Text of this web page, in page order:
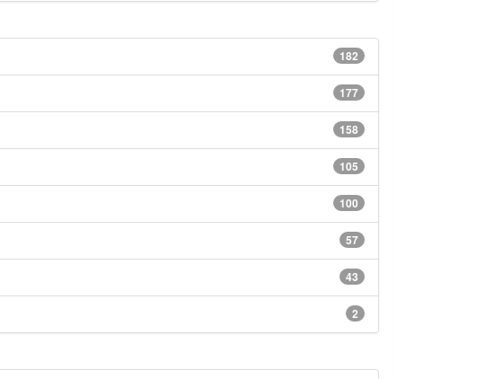
182
177
158
105
100
57
43
2